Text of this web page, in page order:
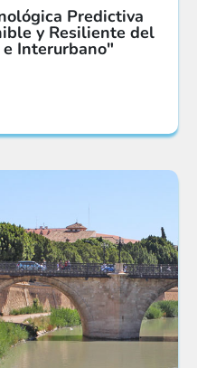
Predictiva
y Resiliente del
Interurbano"